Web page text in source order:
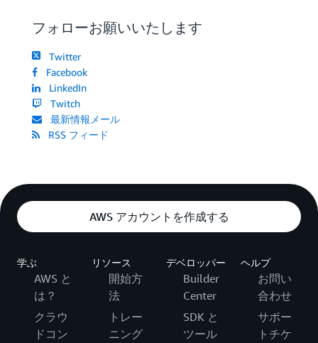
フォローお願いいたします
Twitter
Facebook
LinkedIn
Twitch
最新情報メール
RSS フィード
AWS アカウントを作成する
学ぶ
AWS と
は？
クラウ
ドコン
リソース
開始方
法
トレー
ニング
デベロッパー
Builder
Center
SDK と
ツール
ヘルプ
お問い
合わせ
サポー
トチケ